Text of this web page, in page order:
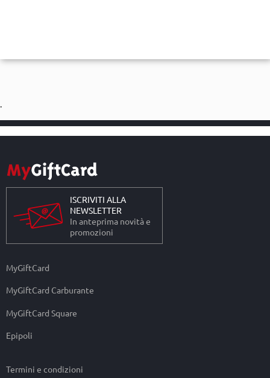
ISCRIVITI ALLA
NEWSLETTER
In anteprima novità e
promozioni
MyGiftCard
MyGiftCard Carburante
MyGiftCard Square
Epipoli
Termini e condizioni